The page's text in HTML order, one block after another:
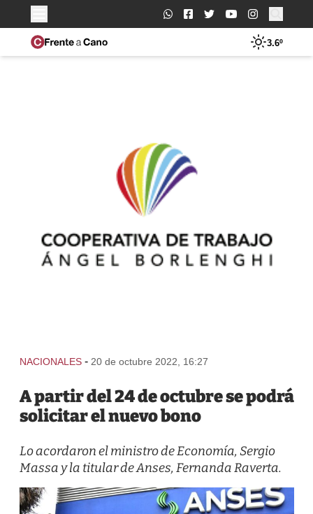
Buscar:
3.6º
NACIONALES - 20 de octubre 2022, 16:27
A partir del 24 de octubre se podrá
solicitar el nuevo bono
Lo acordaron el ministro de Economía, Sergio
Massa y la titular de Anses, Fernanda Raverta.